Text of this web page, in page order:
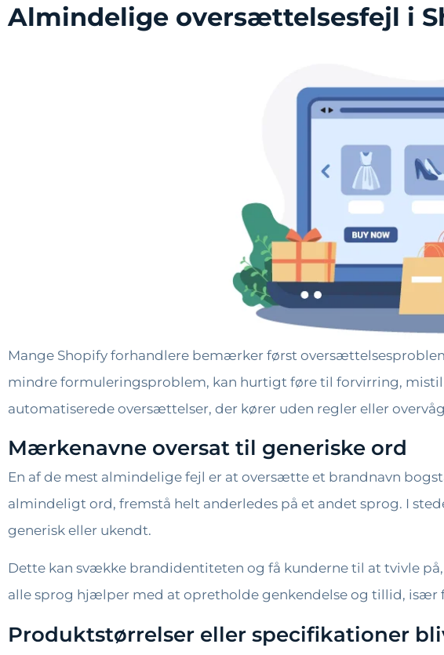
Almindelige oversættelsesfejl i
Mange Shopify forhandlere bemærker først
mindre formuleringsproblem, kan hurtigt føre til forvirring,
automatiserede oversættelser, der kører uden regler eller
Mærkenavne oversat til generiske ord
En af de mest almindelige fejl er at oversætte et brandnavn
almindeligt ord, fremstå helt anderledes på et andet sprog. I
generisk eller ukendt.
Dette kan svække brandidentiteten og få kunderne til at tvivle
alle sprog hjælper med at opretholde genkendelse og tillid, især
Produktstørrelser eller specifikationer